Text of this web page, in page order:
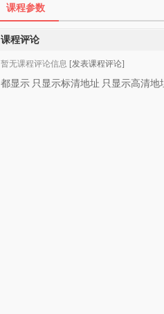
课程参数
课程评论
暂无课程评论信息 [发表课程评论]
都显示 只显示标清地址 只显示高清地